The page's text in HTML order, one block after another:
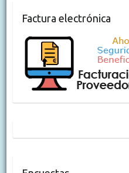
Factura electrónica